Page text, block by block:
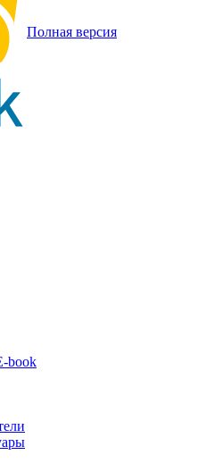
Полная версия
book